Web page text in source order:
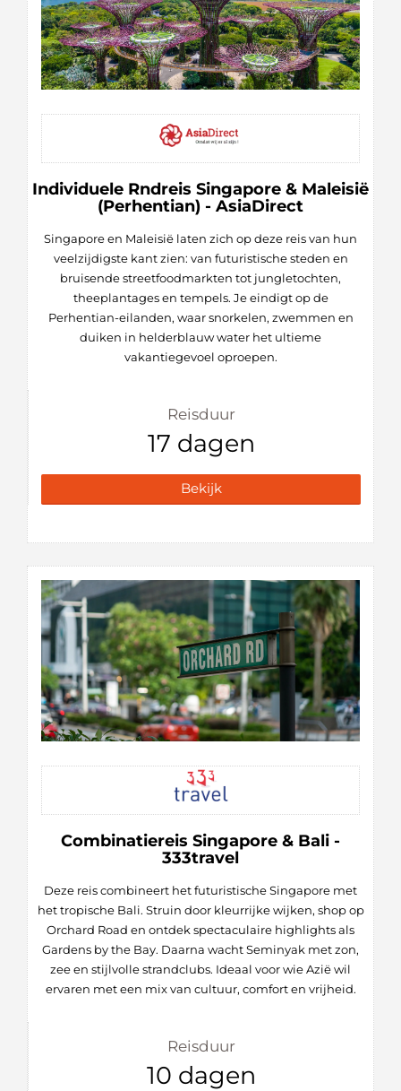
Individuele Rndreis Singapore & Maleisië
(Perhentian) - AsiaDirect
Singapore en Maleisië laten zich op deze reis van hun
veelzijdigste kant zien: van futuristische steden en
bruisende streetfoodmarkten tot jungletochten,
theeplantages en tempels. Je eindigt op de
Perhentian-eilanden, waar snorkelen, zwemmen en
duiken in helderblauw water het ultieme
vakantiegevoel oproepen.
Reisduur
17 dagen
Bekijk
Combinatiereis Singapore & Bali -
333travel
Deze reis combineert het futuristische Singapore met
het tropische Bali. Struin door kleurrijke wijken, shop op
Orchard Road en ontdek spectaculaire highlights als
Gardens by the Bay. Daarna wacht Seminyak met zon,
zee en stijlvolle strandclubs. Ideaal voor wie Azië wil
ervaren met een mix van cultuur, comfort en vrijheid.
Reisduur
10 dagen